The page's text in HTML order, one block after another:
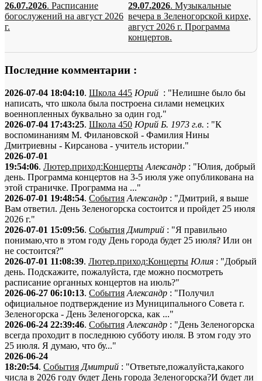
26.07.2026. Расписание
богослужений на август 2026
г.
29.07.2026. Музыкальные
вечера в Зеленогорской кирхе,
август 2026 г. Программа
концертов.
Последние комментарии :
2026-07-04 18:04:10. Школа 445 Юрий : "Нелишне было бы
написать, что школа была построена силами немецких
военнопленных буквально за один год."
2026-07-04 17:43:25. Школа 450 Юрий Б. 1973 г.в. : "К
воспоминаниям М. Филановской - Фамилия Нины
Дмитриевны - Кирсанова - учитель истории."
2026-07-01
19:54:06. Лютер.приход:Концерты Александр : "Юлия, добрый
день. Программа концертов на 3-5 июля уже опубликована на
этой страничке. Программа на ..."
2026-07-01 19:48:54. События Александр : "Дмитрий, я выше
Вам ответил. День Зеленогорска состоится и пройдет 25 июля
2026 г."
2026-07-01 15:09:56. События Дмитрий : "Я правильно
понимаю,что в этом году День города будет 25 июля? Или он
не состоится?"
2026-07-01 11:08:39. Лютер.приход:Концерты Юлия : "Добрый
день. Подскажите, пожалуйста, где можно посмотреть
расписание органных концертов на июль?"
2026-06-27 06:10:13. События Александр : "Получил
официальное подтверждение из Муниципального Совета г.
Зеленогорска - День Зеленогорска, как ..."
2026-06-24 22:39:46. События Александр : "День Зеленогорска
всегда проходит в последнюю субботу июля. В этом году это
25 июля. Я думаю, что бу..."
2026-06-24
18:20:54. События Дмитрий : "Ответьте,пожалуйста,какого
числа в 2026 году будет День города Зеленогорска?И будет ли